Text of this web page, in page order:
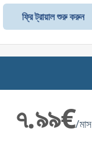
ফ্রি ট্রায়াল শুরু করুন
৭.৯৯€/মাস